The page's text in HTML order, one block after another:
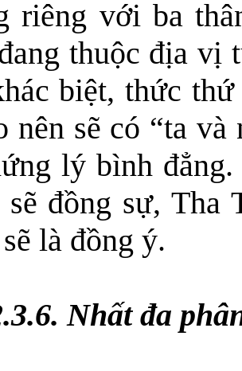
riêng với ba
thuộc địa vị
biệt, thức
nên sẽ có “ta và
lý bình
đồng sự, Tha
là đồng ý.
Nhất đa